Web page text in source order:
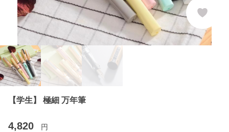
【学生】 極細 万年筆
4,820 円